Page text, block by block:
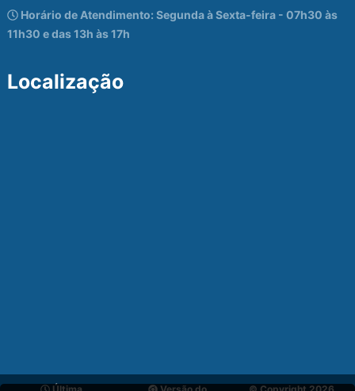
Horário de Atendimento: Segunda à Sexta-feira - 07h30 às
11h30 e das 13h às 17h
Localização